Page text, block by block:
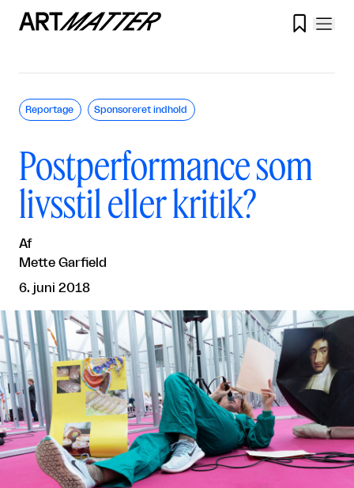

Postperformance som
livsstil eller kritik?
Af
Mette Garfield
6. juni 2018
Reportage Sponsoreret indhold